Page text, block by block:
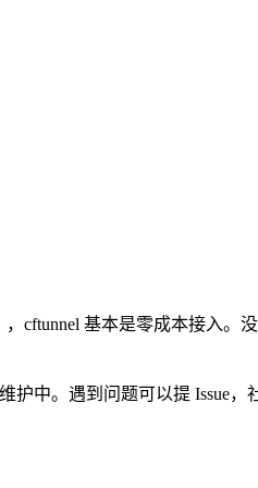
cftunnel 基本是零成本接入。
护中。遇到问题可以提 Issue，